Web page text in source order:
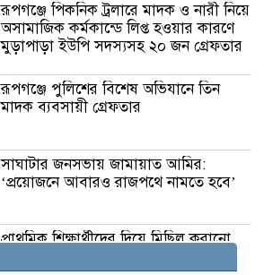
রূপগঞ্জে পিকনিক ট্রলারে মাদক ও নারী নিয়ে
অসামাজিক কর্মকান্ডে লিপ্ত হওয়ার কারণে
মুড়াপাড়া ইউপি সদস্যসহ ২০ জন গ্রেফতার
রূপগঞ্জে পুলিশের বিশেষ অভিযানে তিন
মাদক ব্যবসায়ী গ্রেফতার
সাঘাটার জনসভায় জামায়াত আমির:
‘প্রয়োজনে আবারও রাজপথে নামতে হবে’
প্রাথমিক শিক্ষার্থীদের দিয়ে মিছিল করানো